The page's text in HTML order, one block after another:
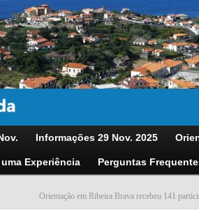
Informações 29 Nov. 2025
Experiência Perguntas
Orientação em Ribeira Brava recebeu 141